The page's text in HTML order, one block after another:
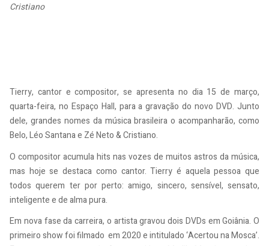
Cristiano
Tierry, cantor e compositor, se apresenta no dia 15 de março,
quarta-feira, no Espaço Hall, para a gravação do novo DVD. Junto
dele, grandes nomes da música brasileira o acompanharão, como
Belo, Léo Santana e Zé Neto & Cristiano.
O compositor acumula hits nas vozes de muitos astros da música,
mas hoje se destaca como cantor. Tierry é aquela pessoa que
todos querem ter por perto: amigo, sincero, sensível, sensato,
inteligente e de alma pura.
Em nova fase da carreira, o artista gravou dois DVDs em Goiânia. O
primeiro show foi filmado em 2020 e intitulado ‘Acertou na Mosca’.